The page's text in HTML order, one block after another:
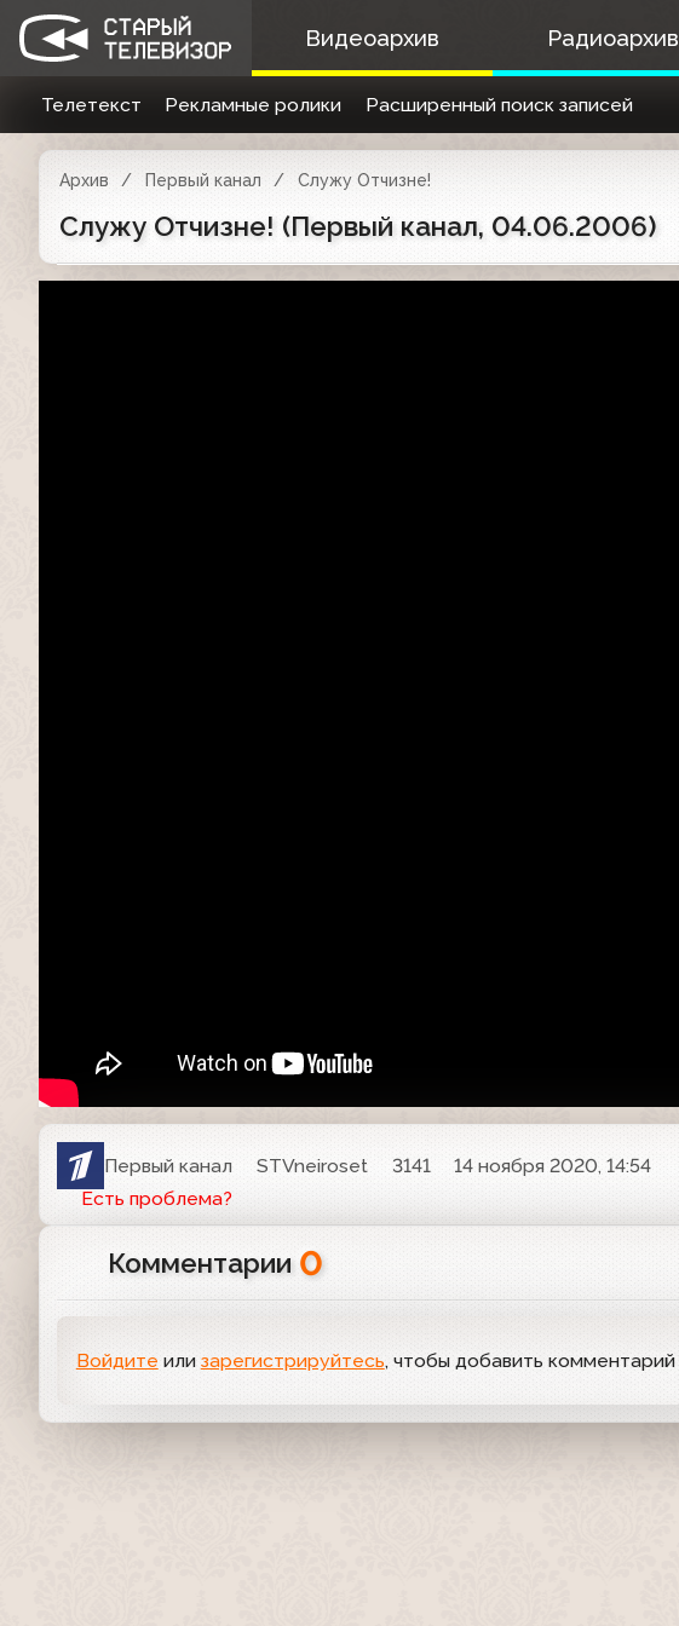
Видеоархив Радиоархив
Телетекст Рекламные ролики Расширенный поиск записей
Архив Первый канал Служу Отчизне!
Служу Отчизне! (Первый канал, 04.06.2006)
Первый канал STVneiroset 3141
14 ноября 2020, 14:54
Есть проблема?
Комментарии 0
Войдите или зарегистрируйтесь, чтобы добавить комментарий